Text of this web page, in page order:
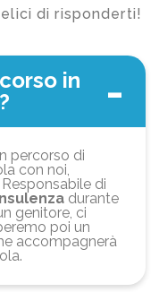
di risponderti!
in
percorso di
con noi,
di
durante
genitore, ci
poi un
accompagnerà